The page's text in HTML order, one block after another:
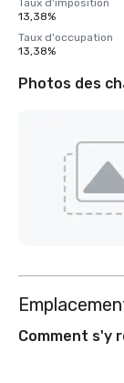
Taux d'imposition
13,38%
Taux d'occupation
13,38%
Photos des
Comment s'y